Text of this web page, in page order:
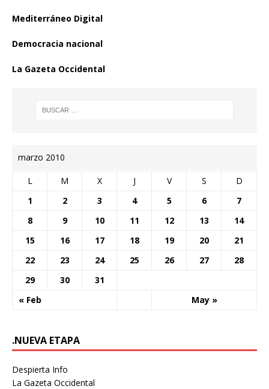
Mediterráneo Digital
Democracia nacional
La Gazeta Occidental
marzo 2010
L M X J V S D
« Feb May »
1 2 3 4 5 6
7
8
9 10 11 12 13
14
15
16 17 18 19 20
21
22
23 24 25 26 27
28
29
30 31
.NUEVA ETAPA
Despierta Info
La Gazeta Occidental